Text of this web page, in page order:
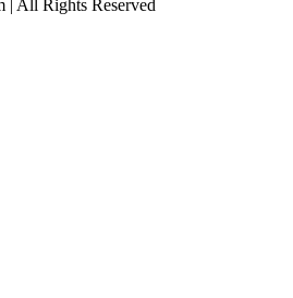
All Rights Reserved